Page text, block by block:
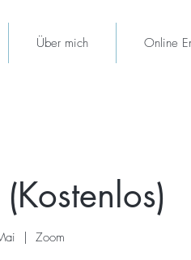
Über mich Online
  |
Zoom